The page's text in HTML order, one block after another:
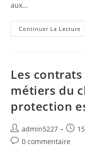
aux…
Continuer La Lecture
Les
métiers du
protection
admin5227
0 commentaire